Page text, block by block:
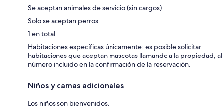
Se aceptan animales de servicio (sin cargos)
Solo se aceptan perros
1 en total
Habitaciones específicas únicamente: es posible solicitar
habitaciones que aceptan mascotas llamando a la propiedad, al
número incluido en la confirmación de la reservación.
Niños y camas adicionales
Los niños son bienvenidos.